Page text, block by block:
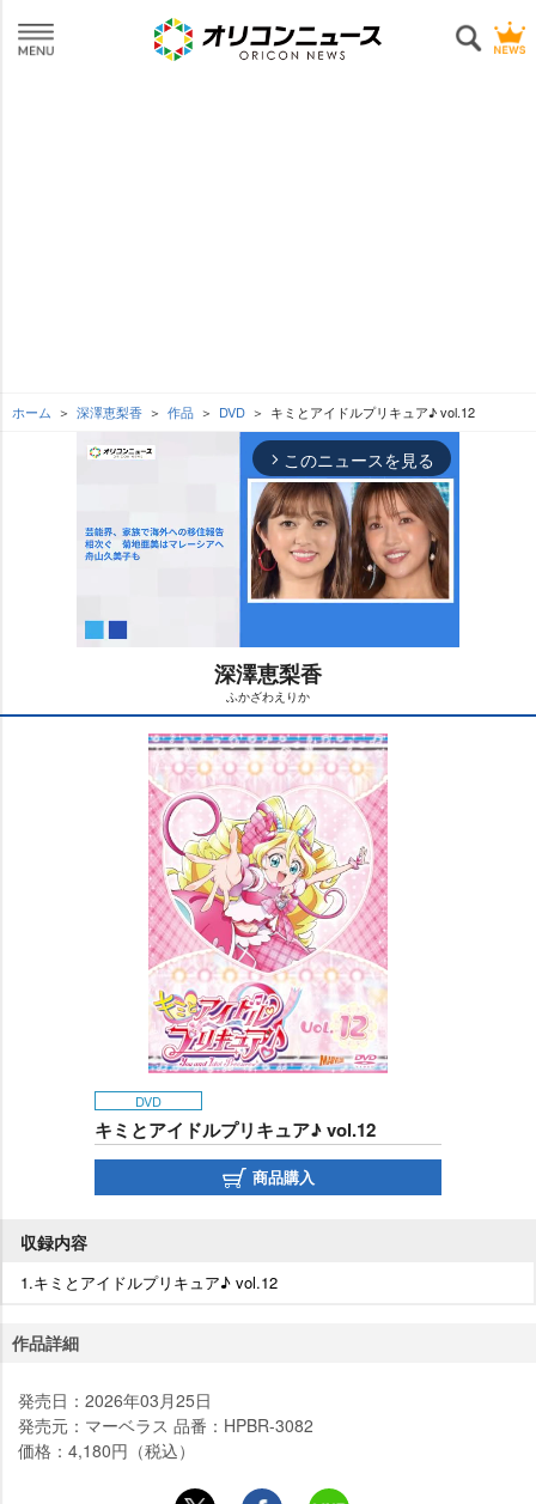
ホーム 深澤恵梨香 作品 DVD キミとアイドルプリキュア♪ vol.12
arrow_forward_ios このニュースを見る
M
u
e
深澤恵梨香
ふかざわえりか
DVD
キミとアイドルプリキュア♪ vol.12
商品購入
収録内容
1.キミとアイドルプリキュア♪ vol.12
作品詳細
発売日：2026年03月25日
発売元：マーベラス 品番：HPBR-3082
価格：4,180円（税込）